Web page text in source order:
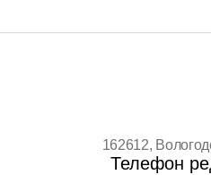
162612,
Телефон